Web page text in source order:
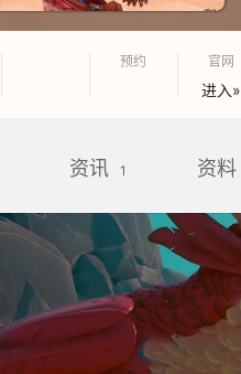
预约 官网
进入»
资讯 1 资料